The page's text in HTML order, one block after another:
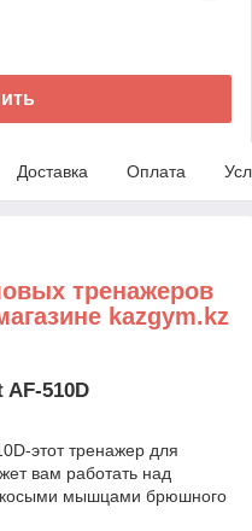
Доставка Оплата
тренажеров
kazgym.kz
510D
этот тренажер для
вам работать над
мышцами брюшного